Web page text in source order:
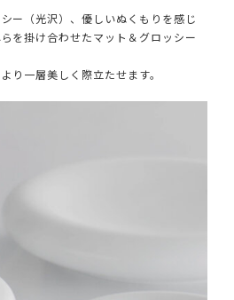
ー（光沢）、優しいぬくもりを感じ
を掛け合わせたマット＆グロッシー
り一層美しく際立たせます。